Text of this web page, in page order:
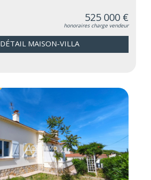
525 000 €
honoraires charge vendeur
DÉTAIL MAISON-VILLA